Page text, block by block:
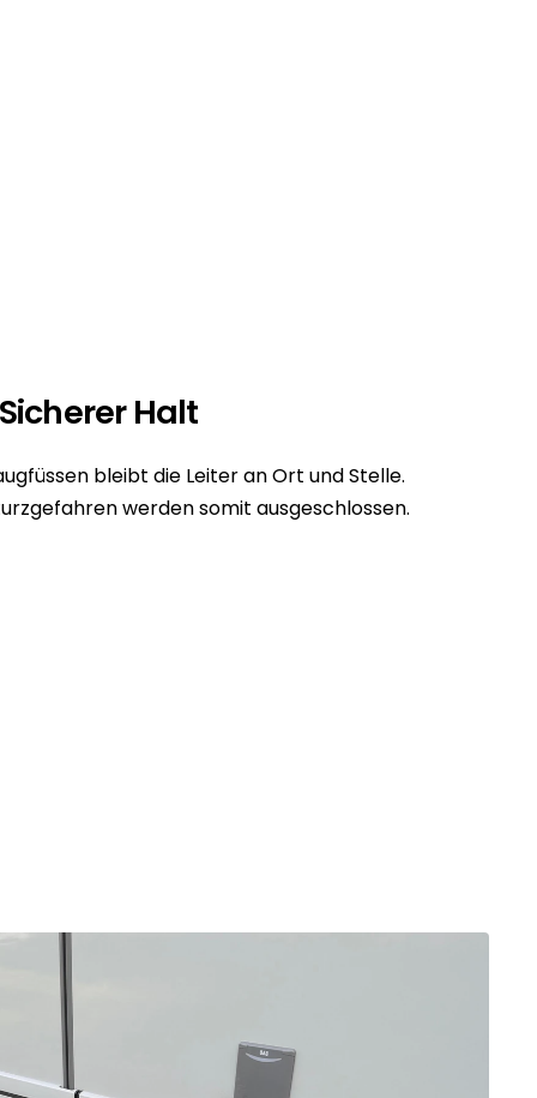
Sicherer Halt
bleibt die Leiter an Ort und Stelle.
werden somit ausgeschlossen.